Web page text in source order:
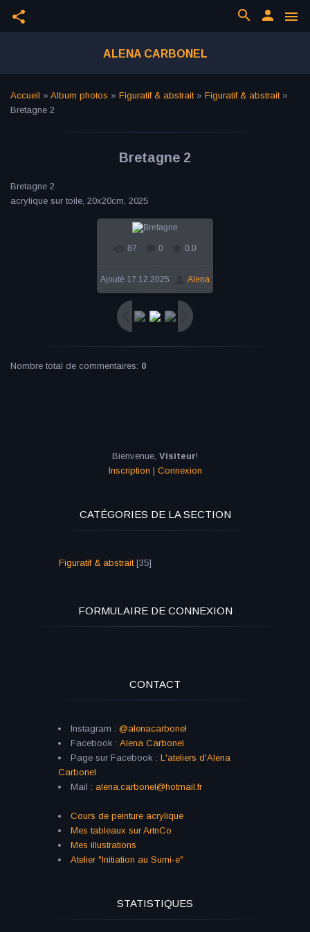
share menu
person
search
ALENA CARBONEL
Accueil » Album photos » Figuratif & abstrait» Figuratif & abstrait»
Bretagne 2
Bretagne 2
Bretagne 2
acrylique sur toile, 20x20cm, 2025
87 0 0.0
Ajouté 17.12.2025 Alena
Nombre total de commentaires: 0
Bienvenue Visiteur!
Inscription | Connexion
CATÉGORIES DE LA SECTION
Figuratif & abstrait [35]
FORMULAIRE DE CONNEXION
CONTACT
Instagram : @alenacarbonel
Facebook : Alena Carbonel
Page sur Facebook : L'ateliers d'Alena
Carbonel
Mail : alena.carbonel@hotmail.fr
Cours de peinture acrylique
Mes tableaux sur ArtnCo
Mes illustrations
Atelier "Initiation au Sumi-e"
STATISTIQUES